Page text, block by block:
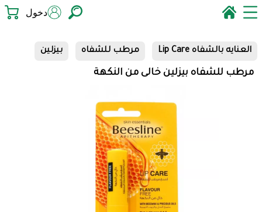
دخول
العنايه بالشفاه Lip Care مرطب للشفاه بيزلين
مرطب للشفاه بيزلين خالى من النكهة